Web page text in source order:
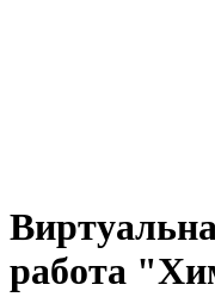
работа